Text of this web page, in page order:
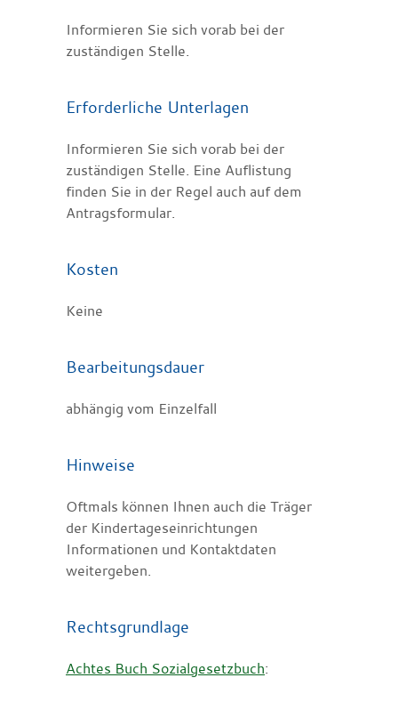
Informieren Sie sich vorab bei der
zuständigen Stelle.
Erforderliche Unterlagen
Informieren Sie sich vorab bei der
zuständigen Stelle. Eine Auflistung
finden Sie in der Regel auch auf dem
Antragsformular.
Kosten
Keine
Bearbeitungsdauer
abhängig vom Einzelfall
Hinweise
Oftmals können Ihnen auch die Träger
der Kindertageseinrichtungen
Informationen und Kontaktdaten
weitergeben.
Rechtsgrundlage
Achtes Buch Sozialgesetzbuch: